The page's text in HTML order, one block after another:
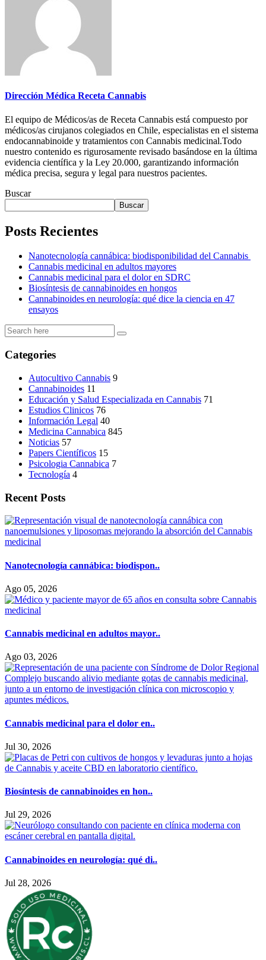
Dirección Médica Receta Cannabis
El equipo de Médicos/as de Receta Cannabis está compuesto por
médicos/as cirujanos colegiados en Chile, especialistas en el sistema
endocannabinoide y tratamientos con Cannabis medicinal.Todo
nuestro contenido es rigurosamente revisado basándose en la última
evidencia científica y la Ley 20.000, garantizando información
médica precisa, segura y legal para nuestros pacientes.
Buscar
Buscar
Posts Recientes
Nanotecnología cannábica: biodisponibilidad del Cannabis
Cannabis medicinal en adultos mayores
Cannabis medicinal para el dolor en SDRC
Biosíntesis de cannabinoides en hongos
Cannabinoides en neurología: qué dice la ciencia en 47
ensayos
Categories
Autocultivo Cannabis 9
Cannabinoides 11
Educación y Salud Especializada en Cannabis 71
Estudios Clinicos 76
Información Legal 40
Medicina Cannabica 845
Noticias 57
Papers Científicos 15
Psicologia Cannabica 7
Tecnología 4
Recent Posts
Nanotecnología cannábica: biodispon..
Ago 05, 2026
Cannabis medicinal en adultos mayor..
Ago 03, 2026
Cannabis medicinal para el dolor en..
Jul 30, 2026
Biosíntesis de cannabinoides en hon..
Jul 29, 2026
Cannabinoides en neurología: qué di..
Jul 28, 2026